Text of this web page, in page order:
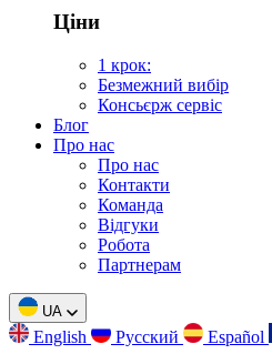
Ціни
1 крок:
Безмежний вибір
Консьєрж сервіс
Блог
Про нас
Про нас
Контакти
Команда
Відгуки
Робота
Партнерам
UA
English Русский Español